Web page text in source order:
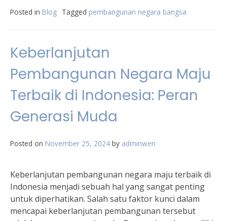
Posted in Blog Tagged pembangunan negara bangsa
Keberlanjutan
Pembangunan Negara Maju
Terbaik di Indonesia: Peran
Generasi Muda
Posted on November 25, 2024 by adminwen
Keberlanjutan pembangunan negara maju terbaik di
Indonesia menjadi sebuah hal yang sangat penting
untuk diperhatikan. Salah satu faktor kunci dalam
mencapai keberlanjutan pembangunan tersebut